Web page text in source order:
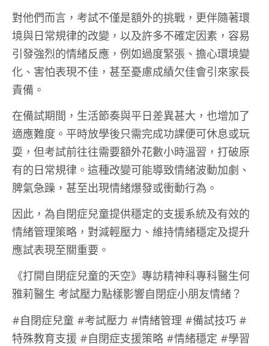
對他們而言，考試不僅是額外的挑戰，更伴隨著環
境與日常規律的改變，以及許多不確定因素，容易
引發強烈的情緒反應，例如過度緊張、擔心環境變
化、害怕表現不佳，甚至憂慮成績欠佳會引來家長
責備。
在備試期間，生活節奏與平日差異甚大，也增加了
適應難度。平時放學後只需完成功課便可休息或玩
耍，但考試前往往需要額外花數小時溫習，打破原
有的日常規律。這種改變可能導致情緒波動加劇、
脾氣急躁，甚至出現情緒爆發或衝動行為。
因此，為自閉症兒童提供穩定的支援系統及有效的
情緒管理策略，對減輕壓力、維持情緒穩定及提升
應試表現至關重要。
《打開自閉症兒童的天空》專訪精神科專科醫生何
雅莉醫生 考試壓力點樣影響自閉症小朋友情緒？
#自閉症兒童 #考試壓力 #情緒管理 #備試技巧 #
特殊教育支援 #自閉症支援策略 #情緒穩定 #學習